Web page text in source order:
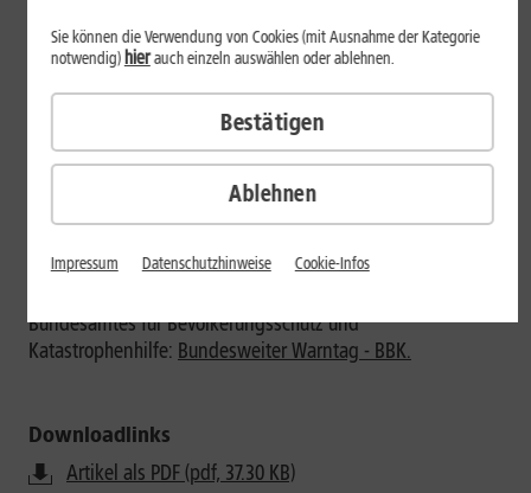
Die Entwarnung erfolgt gegen 11:45 Uhr über die
Warnmittel und Endgeräte, über die zuvor die Warnung
versendet wurde. Über Cell Broadcast, dem
Mobilfunkdienst zum Versenden von Nachrichten – ähnlich
der SMS –, wird derzeit noch keine Entwarnung versendet.
Alle detaillierten Informationen zu den genauen
Ausführliche Informationen rund um den Warntag am 14.
Bundesamtes für Bevölkerungsschutz und
Katastrophenhilfe: Bundesweiter Warntag - BBK.
Downloadlinks
Artikel als PDF (pdf, 37.30 KB)
Ablehnen
Sie können die Verwendung von Cookies (mit Ausnahme der Kategorie
notwendig) hierauch einzeln auswählen oder ablehnen.
Bestätigen
Impressum Datenschutzhinweise Cookie-Infos